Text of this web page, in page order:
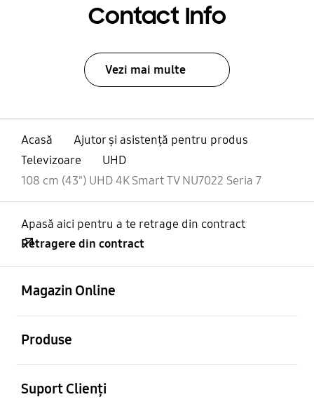
Contact Info
Vezi mai multe
Acasă
Ajutor și asistență pentru produs
Televizoare
UHD
108 cm (43") UHD 4K Smart TV NU7022 Seria 7
Apasă aici pentru a te retrage din contract
Retragere din contract
Magazin Online
Produse
Suport Clienți